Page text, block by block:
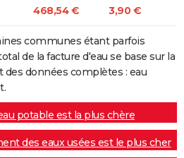
468,54 € 3,90 €
communes étant parfois
de la facture d'eau se base sur la
données complètes : eau
potable est la plus chère
des eaux usées est le plus cher